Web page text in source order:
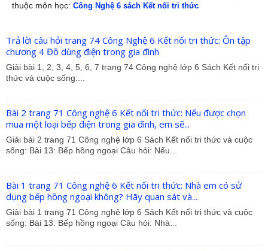
thuộc môn học: Công Nghệ 6 sách Kết nối tri thức
Trả lời câu hỏi trang 74 Công Nghệ 6 Kết nối tri thức: Ôn tập
chương 4 Đồ dùng điện trong gia đình
Giải bài 1, 2, 3, 4, 5, 6, 7 trang 74 Công nghệ lớp 6 Sách Kết nối tri
thức và cuộc sống:...
Bài 2 trang 71 Công nghệ 6 Kết nối tri thức: Nếu được chọn
mua một loại bếp điện trong gia đình, em sẽ...
Giải bài 2 trang 71 Công nghệ lớp 6 Sách Kết nối tri thức và cuộc
sống: Bài 13: Bếp hồng ngoại Câu hỏi: Nếu...
Bài 1 trang 71 Công nghệ 6 Kết nối tri thức: Nhà em có sử
dụng bếp hồng ngoại không? Hãy quan sát và...
Giải bài 1 trang 71 Công nghệ lớp 6 Sách Kết nối tri thức và cuộc
sống: Bài 13: Bếp hồng ngoại Câu hỏi: Nhà...